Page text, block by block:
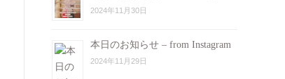
2024年11月30日
本日のお知らせ – from Instagram
2024年11月29日